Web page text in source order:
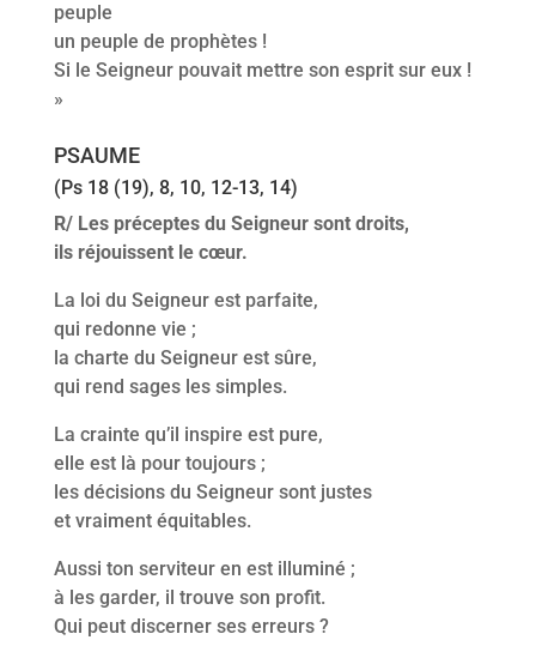
peuple
un peuple de prophètes !
Si le Seigneur pouvait mettre son esprit sur eux !
»
PSAUME
(Ps 18 (19), 8, 10, 12-13, 14)
R/ Les préceptes du Seigneur sont droits,
ils réjouissent le cœur.
La loi du Seigneur est parfaite,
qui redonne vie ;
la charte du Seigneur est sûre,
qui rend sages les simples.
La crainte qu’il inspire est pure,
elle est là pour toujours ;
les décisions du Seigneur sont justes
et vraiment équitables.
Aussi ton serviteur en est illuminé ;
à les garder, il trouve son profit.
Qui peut discerner ses erreurs ?